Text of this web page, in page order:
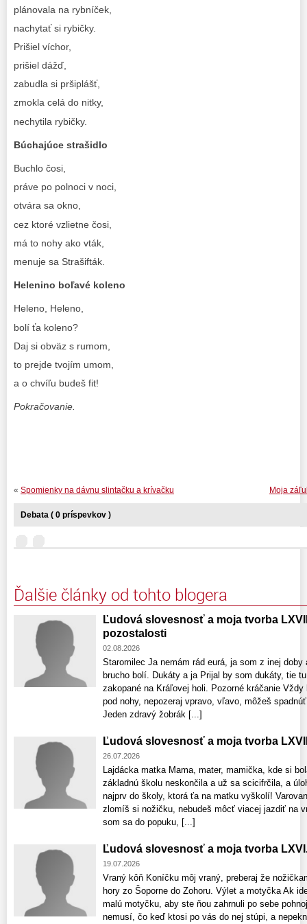
plánovala na rybníček,
nachytať si rybičky.
Prišiel víchor,
prišiel dážď,
zabudla si pršiplášť,
zmokla celá do nitky,
nechytila rybičky.
Búchajúce strašidlo
Buchlo čosi,
práve po polnoci v noci,
otvára sa okno,
cez ktoré vzlietne čosi,
má to nohy ako vták,
menuje sa Strašifták.
Helenino boľavé koleno
Heleno, Heleno,
bolí ťa koleno?
Daj si obväz s rumom,
to prejde tvojím umom,
a o chvíľu budeš fit!
Pokračovanie.
Moja
« Spomienky na dávnu slintačku a krívačku
Debata ( 0 príspevkov )
Ďalšie články od tohto blogera
Ľudová slovesnosť a moja tvorba
pozostalosti
02.08.2026
Staromilec Ja nemám rád eurá, ja som z inej
brucho bolí. Dukáty a ja Prijal by som dukáty, tie
zakopané na Kráľovej holi. Pozorné kráčanie
pod nohy, nepozeraj vpravo, vľavo, môžeš
Jeden zdravý žobrák [...]
Ľudová slovesnosť a moja tvorba
26.07.2026
Lajdácka matka Mama, mater, mamička, kde si
základnú školu neskončila a už sa scicifrčila, a
najprv do školy, ktorá ťa na matku vyškolí!
zlomíš si nožičku, nebudeš môcť viacej jazdiť na
som sa do popuku, [...]
Ľudová slovesnosť a moja tvorba
19.07.2026
Vraný kôň Koníčku môj vraný, preberaj že
hory zo Šoporne do Zohoru. Výlet a motyčka Ak
malú motyčku, aby ste ňou zahrnuli po sebe
nemusí, čo keď ktosi po vás do nej stúpi, a